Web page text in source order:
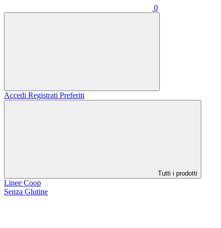
0
Accedi Registrati Preferiti
Tutti i prodotti
Linee Coop
Senza Glutine